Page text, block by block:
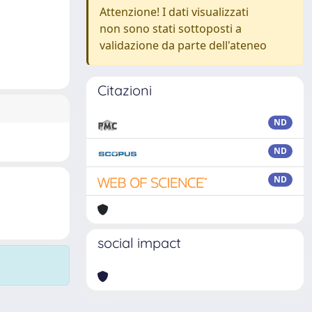
Attenzione! I dati visualizzati
non sono stati sottoposti a
validazione da parte dell'ateneo
Citazioni
ND
ND
ND
social impact